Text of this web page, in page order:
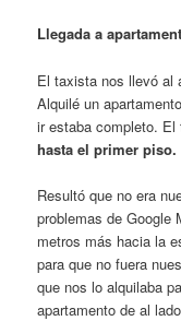
Llegada a
El taxista nos llevó al
Alquilé un
ir estaba completo.
hasta el primer piso.
Resultó que no era
problemas de Google
metros más hacia la
para que no fuera
que nos lo alquilaba
apartamento de al